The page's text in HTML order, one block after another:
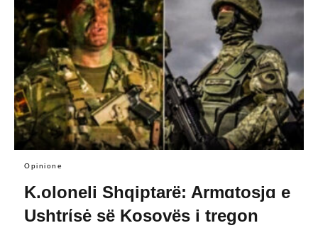
Opinione
K.oloneli Shqiptarë: Armɑtosjɑ e
Ushtrίsė së Kosovës i tregon